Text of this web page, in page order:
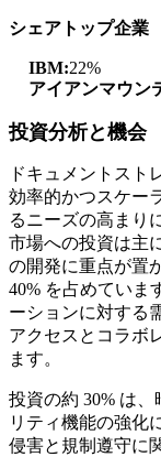
シェアトップ企業
IBM:22%
アイアンマウン
投資分析と機会
ドキュメントスト
効率的かつスケー
るニーズの高まり
市場への投資は主
の開発に重点が置
40% を占めていま
ーションに対する
アクセスとコラボ
ます。
投資の約 30% は
リティ機能の強化
侵害と規制遵守に